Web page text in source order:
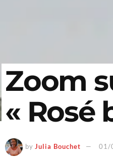
Zoom
« Rosé
by Julia Bouchet 01/